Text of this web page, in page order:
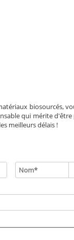
biosourcés,
qui mérite
meilleurs délais !
Nom*